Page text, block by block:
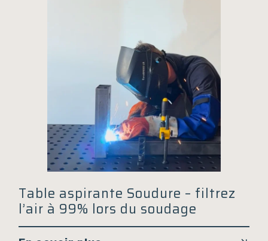
Table aspirante Soudure – filtrez
l’air à 99% lors du soudage